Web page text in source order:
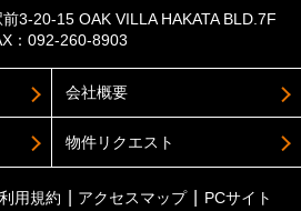
3-20-15 OAK VILLA HAKATA BLD.7F
：092-260-8903
会社概要
物件リクエスト
利用規約 アクセスマップ
PCサイト